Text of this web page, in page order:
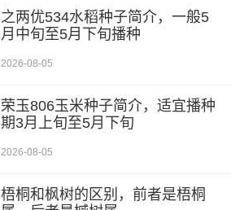
之两优534水稻种子简介，一般5
月中旬至5月下旬播种
2026-08-05
荣玉806玉米种子简介，适宜播种
期3月上旬至5月下旬
2026-08-05
梧桐和枫树的区别，前者是梧桐